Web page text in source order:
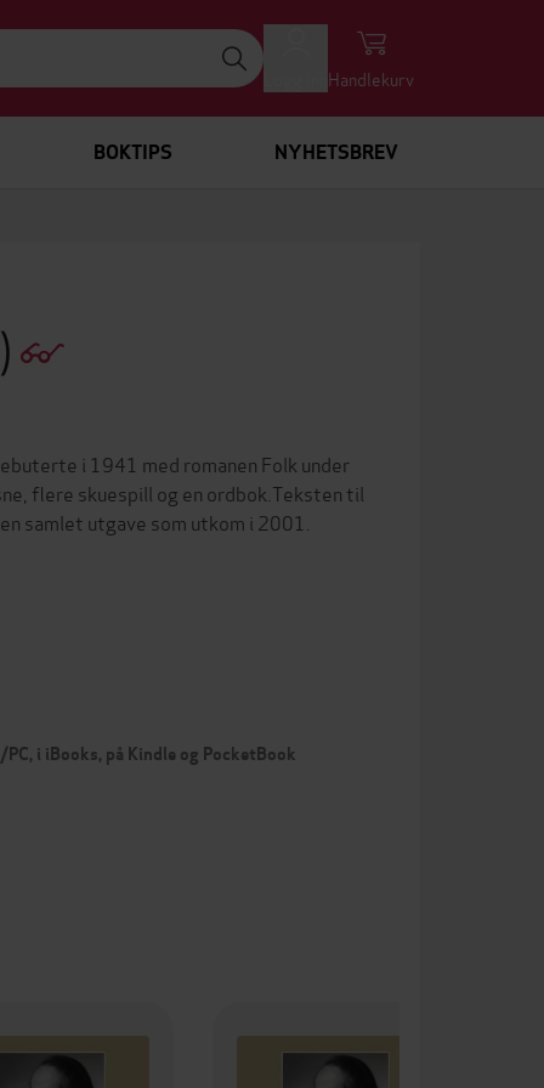
Handlekurv
BOKTIPS NYHETSBREV
i 1941 med romanen Folk under
flere skuespill og en ordbok.Teksten til
samlet utgave som utkom i 2001.
i iBooks, på Kindle og PocketBook